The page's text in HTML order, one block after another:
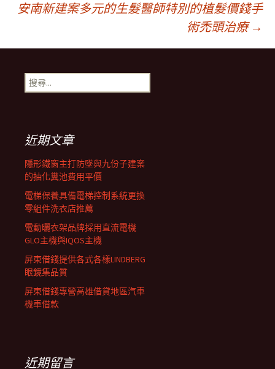
章
導
覽
列
安南新建案多元的生髮醫師特別的植髮價錢手
術禿頭治療 →
搜
尋
近期文章
隱形鐵窗主打防墜與九份子建案
的抽化糞池費用平價
電梯保養具備電梯控制系統更換
零組件洗衣店推薦
電動曬衣架品牌採用直流電機
GLO主機與IQOS主機
屏東借錢提供各式各樣LINDBERG
眼鏡集品質
屏東借錢專營高雄借貸地區汽車
機車借款
近期留言